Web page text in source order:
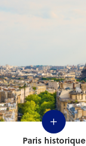
+
Paris historique